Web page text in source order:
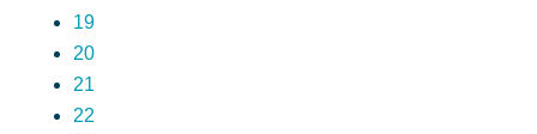
19
20
21
22